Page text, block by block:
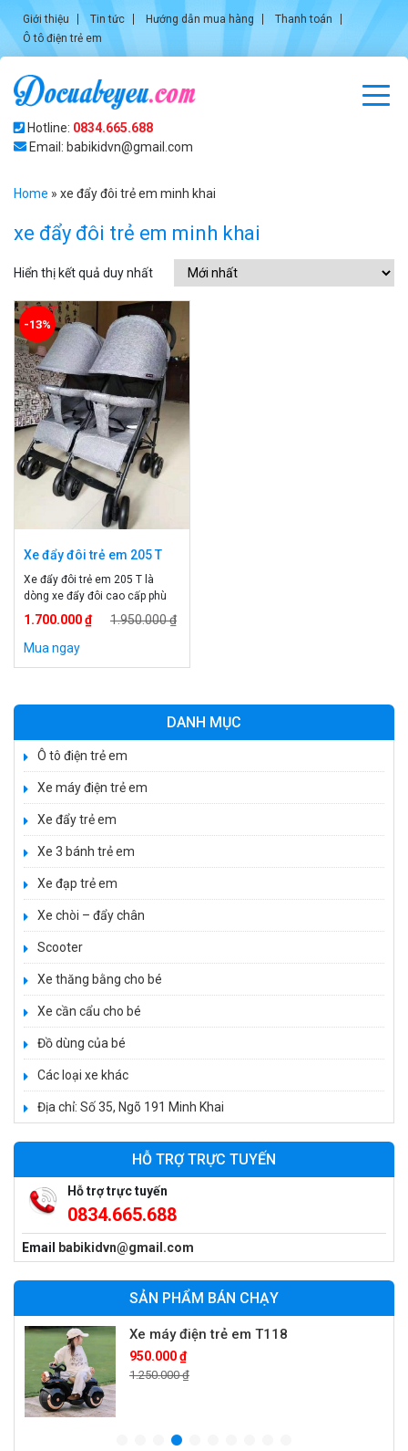
Giới thiệu Tin tức Hướng dẫn mua hàng
Thanh toán
Ô tô điện trẻ em
Hotline: 0834.665.688
Email: babikidvn@gmail.com
Home » xe đẩy đôi trẻ em minh khai
xe đẩy đôi trẻ em minh khai
Hiển thị kết quả duy nhất
Xe đẩy đôi trẻ em 205 T
Xe đẩy đôi trẻ em 205 T là
dòng xe đẩy đôi cao cấp phù
hộ cho những gia đình có 2 bé
sinh đôi. Khung xe được làm
bằng hợp kim cao cấp lên chịu
1.700.000 ₫
1.950.000 ₫
Mua ngay
-13%
DANH MỤC
Ô tô điện trẻ em
Xe máy điện trẻ em
Xe đẩy trẻ em
Xe 3 bánh trẻ em
Xe đạp trẻ em
Xe chòi – đẩy chân
Scooter
Xe thăng bằng cho bé
Xe cần cẩu cho bé
Đồ dùng của bé
Các loại xe khác
Địa chỉ: Số 35, Ngõ 191 Minh Khai
HỖ TRỢ TRỰC TUYẾN
Hỗ trợ trực tuyến
0834.665.688
Email babikidvn@gmail.com
SẢN PHẨM BÁN CHẠY
Xe 3 bánh đạp trẻ em FE-188
520.000 ₫
Xe 3 bánh trẻ em 968
Xe máy điện trẻ em vecpa XW02
950.000 ₫
1.250.000 ₫
900.000 ₫
Xe máy điện trẻ em T118
950.000 ₫
1.250.000 ₫
Xe điện trẻ em 7017